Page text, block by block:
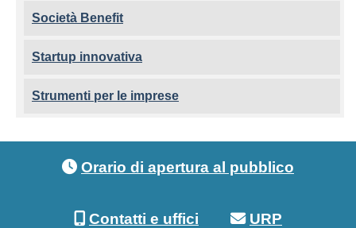
Società Benefit
Startup innovativa
Strumenti per le imprese
Orario di apertura al pubblico
Contatti e uffici URP